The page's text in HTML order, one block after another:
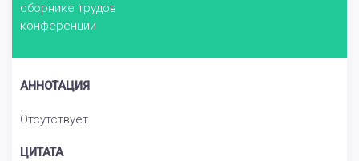
сборнике трудов
конференции
АННОТАЦИЯ
Отсутствует
ЦИТАТА